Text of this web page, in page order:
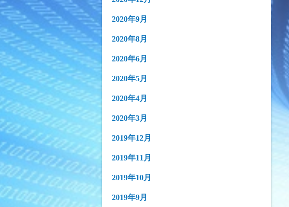
2020年9月
2020年8月
2020年6月
2020年5月
2020年4月
2020年3月
2019年12月
2019年11月
2019年10月
2019年9月